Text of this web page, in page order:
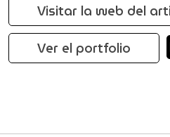
Visitar la web del
Ver el portfolio